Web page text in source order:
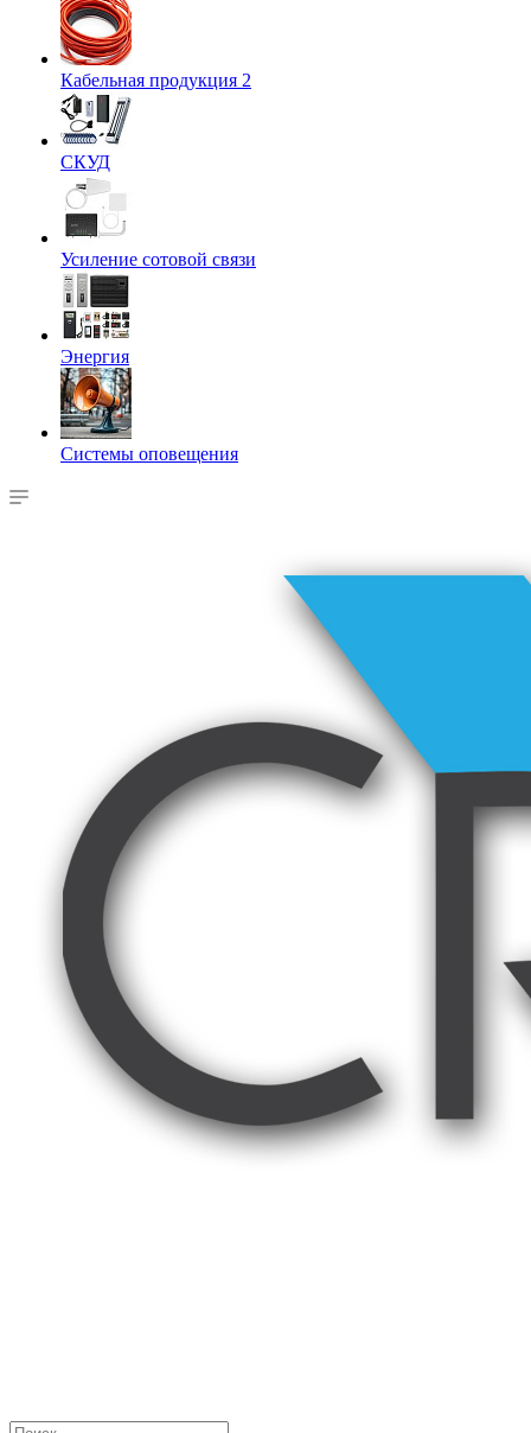
Кабельная продукция 2
СКУД
Усиление сотовой связи
Энергия
Системы оповещения